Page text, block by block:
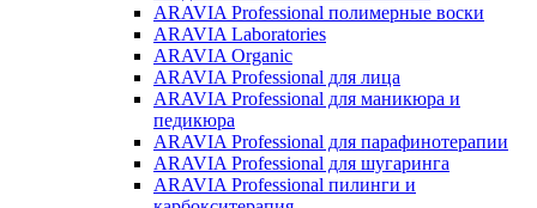
ARAVIA Professional полимерные воски
ARAVIA Laboratories
ARAVIA Organic
ARAVIA Professional для лица
ARAVIA Professional для маникюра и
педикюра
ARAVIA Professional для парафинотерапии
ARAVIA Professional для шугаринга
ARAVIA Professional пилинги и